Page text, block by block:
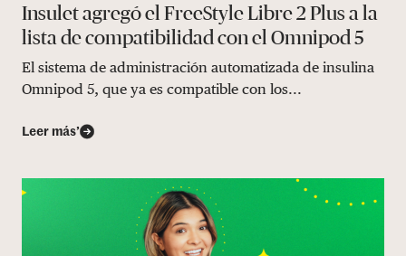
Insulet agregó el FreeStyle Libre 2 Plus a la
lista de compatibilidad con el Omnipod 5
El sistema de administración automatizada de insulina
Omnipod 5, que ya es compatible con los...
Leer más’